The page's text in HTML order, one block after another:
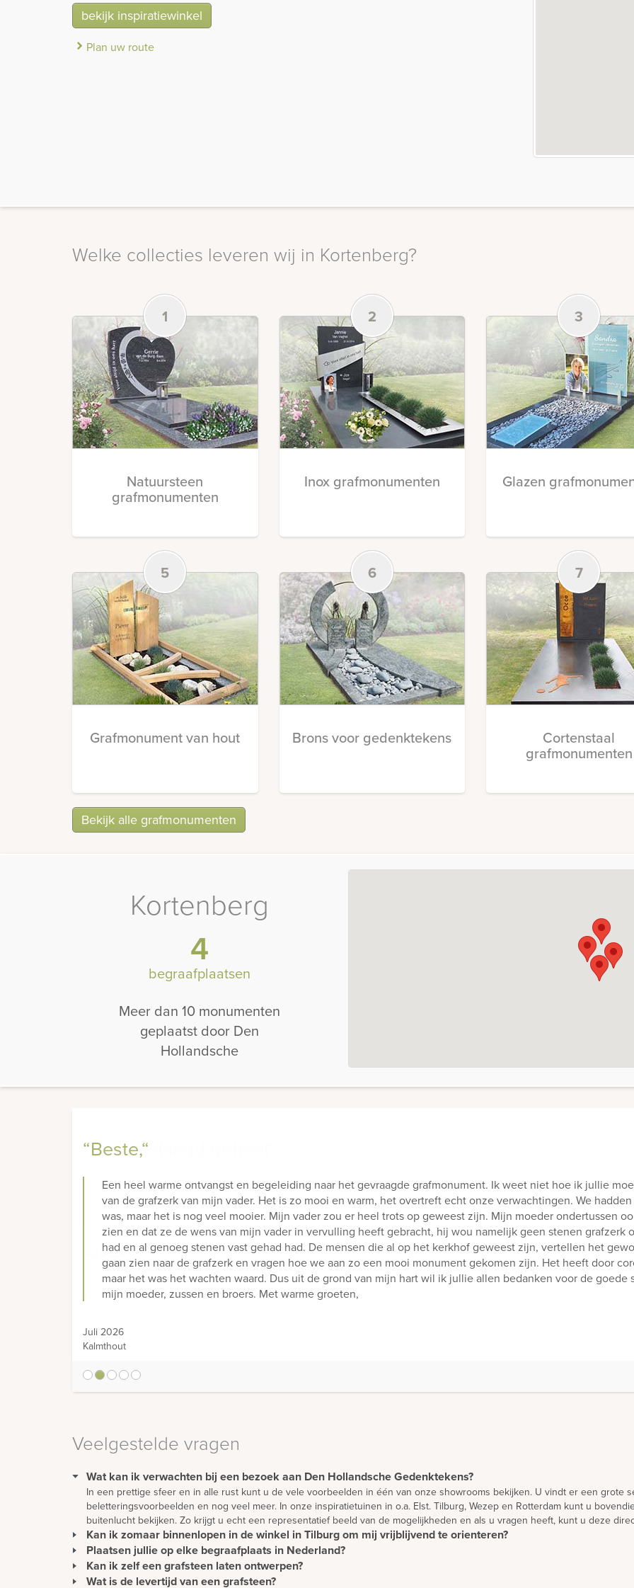
bekijk inspiratiewinkel
Plan uw route
Welke collecties leveren wij in Kortenberg?
1
Natuursteen
grafmonumenten
2
Inox grafmonumenten
3
Glazen
5
Grafmonument van hout
6
Brons voor gedenktekens
7
Cortenstaal
grafmonumenten
Bekijk alle grafmonumenten
Kortenberg
4
begraafplaatsen
Meer dan 10 monumenten
geplaatst door Den
Hollandsche
“Beste,“
Een heel warme ontvangst en begeleiding naar het gevraagde grafmonument. Ik weet niet hoe ik jullie
van de grafzerk van mijn vader. Het is zo mooi en warm, het overtreft echt onze verwachtingen. We
was, maar het is nog veel mooier. Mijn vader zou er heel trots op geweest zijn. Mijn moeder ondertussen
zien en dat ze de wens van mijn vader in vervulling heeft gebracht, hij wou namelijk geen stenen
had en al genoeg stenen vast gehad had. De mensen die al op het kerkhof geweest zijn, vertellen het
gaan zien naar de grafzerk en vragen hoe we aan zo een mooi monument gekomen zijn. Het heeft door
maar het was het wachten waard. Dus uit de grond van mijn hart wil ik jullie allen bedanken voor de
mijn moeder, zussen en broers. Met warme groeten,
Juli 2026
Kalmthout
Veelgestelde vragen
Wat kan ik verwachten bij een bezoek aan Den Hollandsche Gedenktekens?
In een prettige sfeer en in alle rust kunt u de vele voorbeelden in één van onze showrooms bekijken. U vindt er een grote
beletteringsvoorbeelden en nog veel meer. In onze inspiratietuinen in o.a. Elst. Tilburg, Wezep en Rotterdam kunt u
buitenlucht bekijken. Zo krijgt u echt een representatief beeld van de mogelijkheden en als u vragen heeft, kunt u deze
Kan ik zomaar binnenlopen in de winkel in Tilburg om mij vrijblijvend te orienteren?
U kunt gewoon langskomen om rustig ideeën op te doen en te oriënteren. Wilt u advies? Dan is het verstandig om een
wordt u direct geholpen.
Plaatsen jullie op elke begraafplaats in Nederland?
Wij plaatsen monumenten zonder extra kosten in heel Nederland. Daarnaast plaatsen we monumenten in overleg ook in
Ons team van vakmensen plaatst alle soorten monumenten volgens hoge kwaliteitseisen. Zij brengen vrijwel iedere week
Kan ik zelf een grafsteen laten ontwerpen?
Een mooie en persoonlijke grafsteen moet natuurlijk eerst ontworpen worden. We bieden u de mogelijkheid om vanuit uw
Wat is de levertijd van een grafsteen?